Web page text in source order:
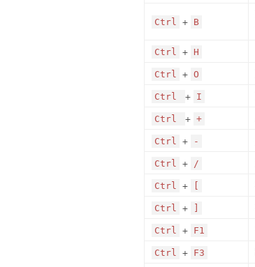
Ctrl + B
Ctrl + H
Ctrl + O
Ctrl + I
Ctrl + +
Ctrl + -
Ctrl + /
Ctrl +
Ctrl +
Ctrl + F1
Ctrl + F3